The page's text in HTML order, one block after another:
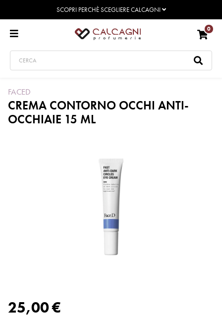
SCOPRI PERCHÈ SCEGLIERE CALCAGNI
0
FACED
CREMA CONTORNO OCCHI ANTI-
OCCHIAIE 15 ML
25,00 €